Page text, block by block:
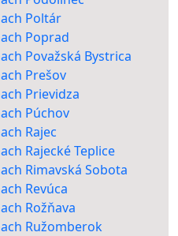
Poltár
Poprad
Považská Bystrica
Prešov
Prievidza
Púchov
Rajec
Rajecké Teplice
Rimavská Sobota
Revúca
Rožňava
Ružomberok